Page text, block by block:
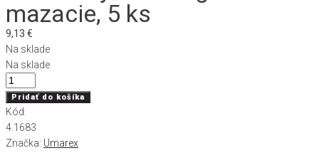
mazacie, 5 ks
9,13 €
Na sklade
Na sklade
množstvo
Bombičky
CO2
12g
Umarex
Pridať do košíka
Kód:
4.1683
Značka: Umarex